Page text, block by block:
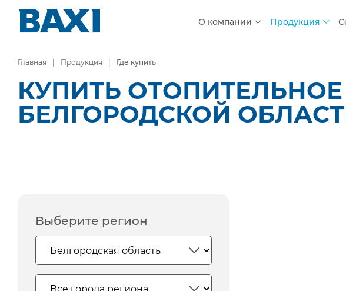
О компании Продукция
Главная Продукция Где купить
КУПИТЬ
БЕЛГОРОДСКОЙ
Выберите регион